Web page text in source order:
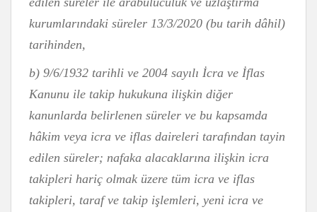
kurumlarındaki süreler 13/3/2020 (bu tarih dâhil)
tarihinden,
b) 9/6/1932 tarihli ve 2004 sayılı İcra ve İflas
Kanunu ile takip hukukuna ilişkin diğer
kanunlarda belirlenen süreler ve bu kapsamda
hâkim veya icra ve iflas daireleri tarafından tayin
edilen süreler; nafaka alacaklarına ilişkin icra
takipleri hariç olmak üzere tüm icra ve iflas
takipleri, taraf ve takip işlemleri, yeni icra ve